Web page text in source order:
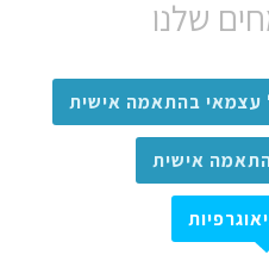
שלנו
עצמאי בהתאמה אישית
אישית